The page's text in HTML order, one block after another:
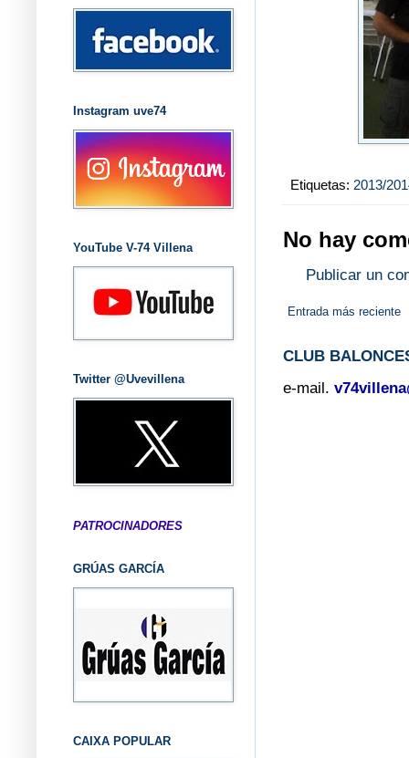
Etiquetas: 2013/
No hay
Publicar un
Entrada más reciente
CLUB
e-mail.
Instagram uve74
YouTube V-74 Villena
Twitter @Uvevillena
PATROCINADORES
GRÚAS GARCÍA
CAIXA POPULAR